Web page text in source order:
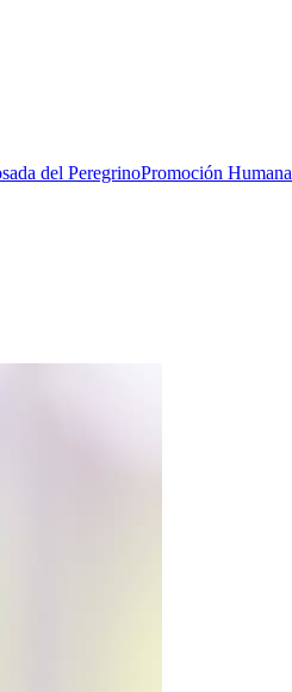
del PeregrinoPromoción Humana